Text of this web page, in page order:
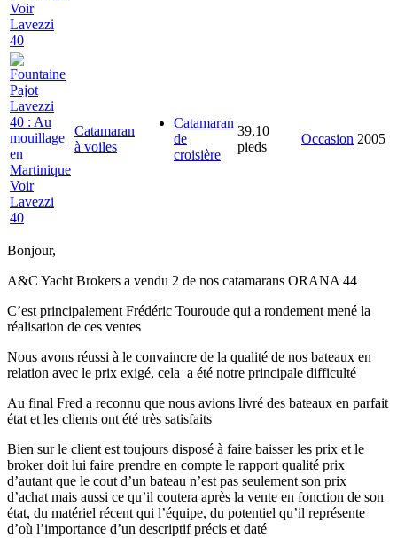
Voir
Lavezzi
40
Voir
Lavezzi
40
Catamaran
à voiles
Catamaran
de
croisière
39,10
pieds
Occasion 2005
Bonjour,
A&C Yacht Brokers a vendu 2 de nos catamarans ORANA 44
C’est principalement Frédéric Touroude qui a rondement mené la
réalisation de ces ventes
Nous avons réussi à le convaincre de la qualité de nos bateaux en
relation avec le prix exigé, cela a été notre principale difficulté
Au final Fred a reconnu que nous avions livré des bateaux en parfait
état et les clients ont été très satisfaits
Bien sur le client est toujours disposé à faire baisser les prix et le
broker doit lui faire prendre en compte le rapport qualité prix
d’autant que le cout d’un bateau n’est pas seulement son prix
d’achat mais aussi ce qu’il coutera après la vente en fonction de son
état, du matériel récent qui l’équipe, du potentiel qu’il représente
d’où l’importance d’un descriptif précis et daté